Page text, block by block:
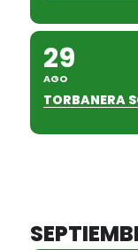
29
AGO
TORBANERA